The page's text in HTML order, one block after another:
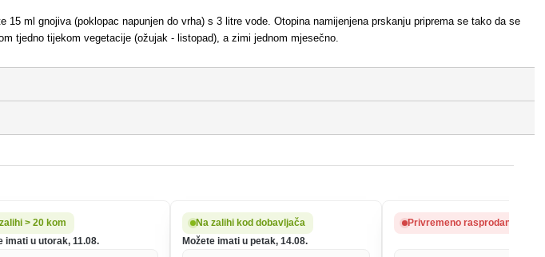
15 ml gnojiva (poklopac napunjen do vrha) s 3 litre vode. Otopina namijenjena prskanju priprema se tako da se
tjedno tijekom vegetacije (ožujak - listopad), a zimi jednom mjesečno.
> 20 kom
imati u utorak, 11.08.
Na zalihi kod dobavljača
Možete imati u petak, 14.08.
Privremeno rasprodano